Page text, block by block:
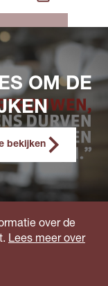
OM DE
bekijken
over de
Lees meer over